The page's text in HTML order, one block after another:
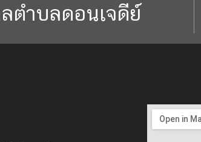
ตำบลดอนเจดีย์​​